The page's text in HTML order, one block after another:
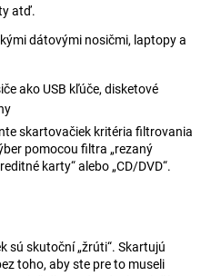
atď.
dátovými nosičmi, laptopy a
ako USB kľúče, disketové
skartovačiek kritéria filtrovania
pomocou filtra „rezaný
karty“ alebo „CD/DVD“.
sú skutoční „žrúti“. Skartujú
toho, aby ste pre to museli